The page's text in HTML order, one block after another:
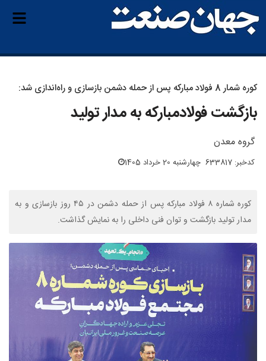
کوره شمار 8 فولاد مبارکه پس از حمله دشمن بازسازی و راه‌اندازی شد:
بازگشت فولادمبارکه به مدار تولید
گروه معدن
کدخبر: 633817 چهارشنبه 20 خرداد 1405
کوره شماره ۸ فولاد مبارکه پس از حمله دشمن در ۴۵ روز بازسازی و به
مدار تولید بازگشت و توان فنی داخلی را به نمایش گذاشت.